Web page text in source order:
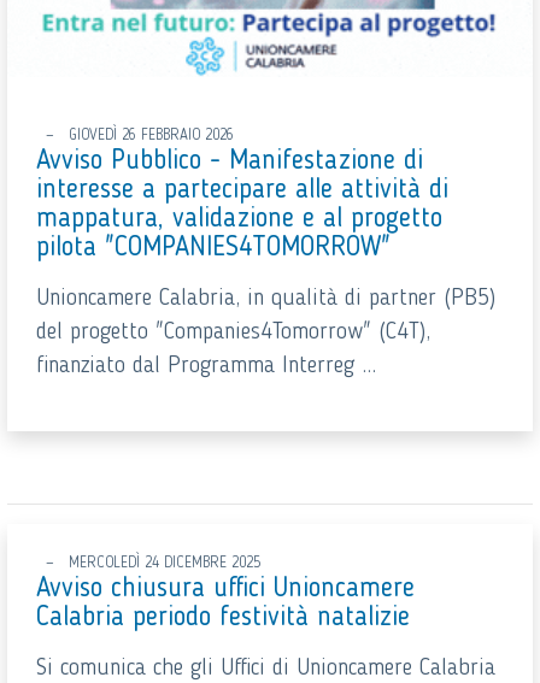
GIOVEDÌ 26 FEBBRAIO 2026
Avviso Pubblico - Manifestazione di
interesse a partecipare alle attività di
mappatura, validazione e al progetto
pilota "COMPANIES4TOMORROW"
Unioncamere Calabria, in qualità di partner (PB5)
del progetto "Companies4Tomorrow" (C4T),
finanziato dal Programma Interreg ...
MERCOLEDÌ 24 DICEMBRE 2025
Avviso chiusura uffici Unioncamere
Calabria periodo festività natalizie
Si comunica che gli Uffici di Unioncamere Calabria